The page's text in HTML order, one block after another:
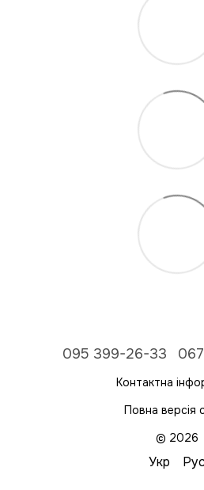
095 399-26-33
Контактна
Повна версія
© 2026
Укр Рус